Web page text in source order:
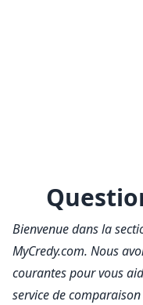
Bienvenue dans la
MyCredy.com. Nous
courantes pour vous
service de